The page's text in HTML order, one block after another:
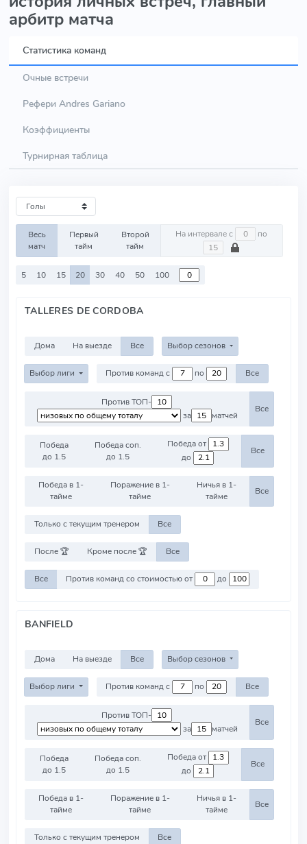
арбитр матча
Статистика команд
Очные встречи
Рефери Andres Gariano
Коэффициенты
Турнирная таблица
Весь
матч
Первый
тайм
Второй
тайм
На интервале с по
5 10 15 20 30 40 50 100
TALLERES DE CORDOBA
Дома На выезде Все Выбор сезонов
Выбор лиги Против команд с по Все
Против ТОП-
за
матчей
Все
Победа
до 1.5
Победа соп.
до 1.5
Победа от
до
Все
Победа в 1-
тайме
Поражение в 1-
тайме
Ничья в 1-
тайме
Все
Только с текущим тренером Все
После 🏆 Кроме после 🏆 Все
Все Против команд со стоимостью от до
BANFIELD
Дома На выезде Все Выбор сезонов
Выбор лиги Против команд с по Все
Против ТОП-
за
матчей
Все
Победа
до 1.5
Победа соп.
до 1.5
Победа от
до
Все
Победа в 1-
тайме
Поражение в 1-
тайме
Ничья в 1-
тайме
Все
Только с текущим тренером Все